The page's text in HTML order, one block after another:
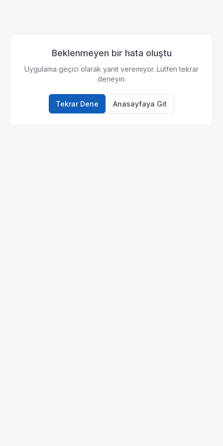
Beklenmeyen bir hata oluştu
Uygulama geçici olarak yanıt veremiyor. Lütfen tekrar
deneyin.
Tekrar Dene Anasayfaya Git